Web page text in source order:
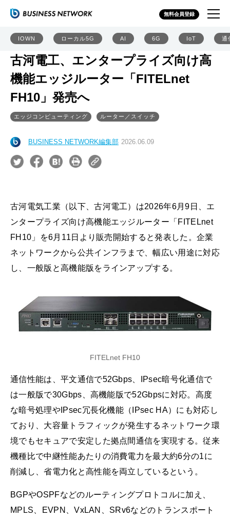
無料会員登録
IOWN ローカル5G AI 6G IoT 通
古河電工、エンタープライズ向け高
機能エッジルーター「FITELnet
FH10」発売へ
エッジコンピューティング ルーター／スイッチ
BUSINESS NETWORK編集部 2026.06.09
古河電気工業（以下、古河電工）は2026年6月9日、エ
ンタープライズ向け高機能エッジルーター「FITELnet
FH10」を6月11日より販売開始すると発表した。企業
ネットワークから公共インフラまで、幅広い用途に対応
し、一般版と高機能版をラインアップする。
FITELnet FH10
通信性能は、平文通信で52Gbps、IPsec暗号化通信で
は一般版で30Gbps、高機能版で52Gbpsに対応。高度
な暗号処理やIPsec冗長化機能（IPsec HA）にも対応し
ており、大容量トラフィックが発生するネットワーク環
境でもセキュアで安定した拠点間通信を実現する。従来
機種比で中継性能あたりの消費電力を最大約6分の1に
削減し、省電力化と高性能を両立しているという。
BGPやOSPFなどのルーティングプロトコルに加え、
MPLS、EVPN、VxLAN、SRv6などのトランスポート